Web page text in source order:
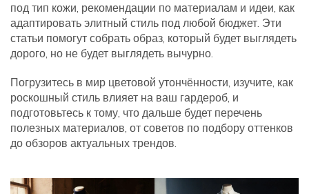
под тип кожи, рекомендации по материалам и идеи, как
адаптировать элитный стиль под любой бюджет. Эти
статьи помогут собрать образ, который будет выглядеть
дорого, но не будет выглядеть вычурно.
Погрузитесь в мир цветовой утончённости, изучите, как
роскошный стиль влияет на ваш гардероб, и
подготовьтесь к тому, что дальше будет перечень
полезных материалов, от советов по подбору оттенков
до обзоров актуальных трендов.